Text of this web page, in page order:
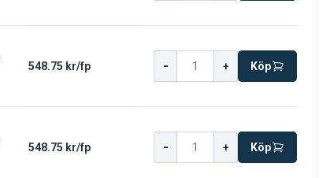
548.75 kr/fp - + Köp
548.75 kr/fp - + Köp